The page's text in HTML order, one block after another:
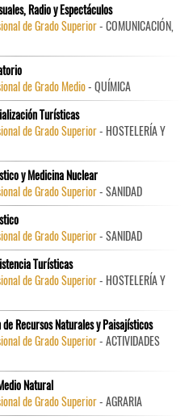
Radio y Espectáculos
de Grado Superior- COMUNICACIÓN,
de Grado Medio- QUÍMICA
Turísticas
de Grado Superior- HOSTELERÍA Y
y Medicina Nuclear
de Grado Superior- SANIDAD
de Grado Superior- SANIDAD
Turísticas
de Grado Superior- HOSTELERÍA Y
Recursos Naturales y Paisajísticos
de Grado Superior- ACTIVIDADES
Natural
de Grado Superior- AGRARIA